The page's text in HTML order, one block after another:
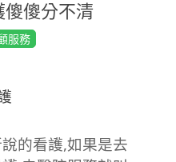
傻傻分不清
服務
的看護,如果是去